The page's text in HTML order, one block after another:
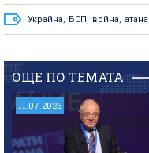
Украйна, БСП , война,
ОЩЕ ПО ТЕМАТА
11.07.2026